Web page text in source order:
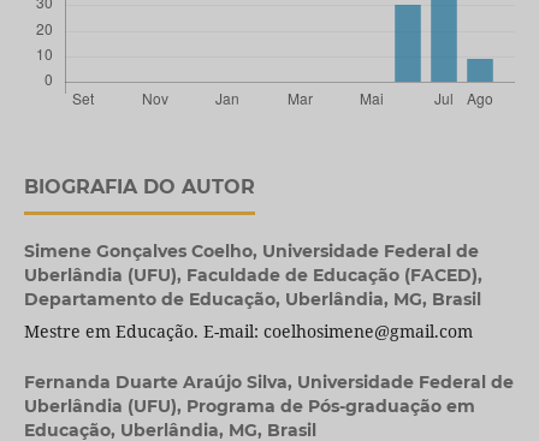
BIOGRAFIA DO AUTOR
Simene Gonçalves Coelho, Universidade Federal de
Uberlândia (UFU), Faculdade de Educação (FACED),
Departamento de Educação, Uberlândia, MG, Brasil
Mestre em Educação. E-mail: coelhosimene@gmail.com
Fernanda Duarte Araújo Silva, Universidade Federal de
Uberlândia (UFU), Programa de Pós-graduação em
Educação, Uberlândia, MG, Brasil